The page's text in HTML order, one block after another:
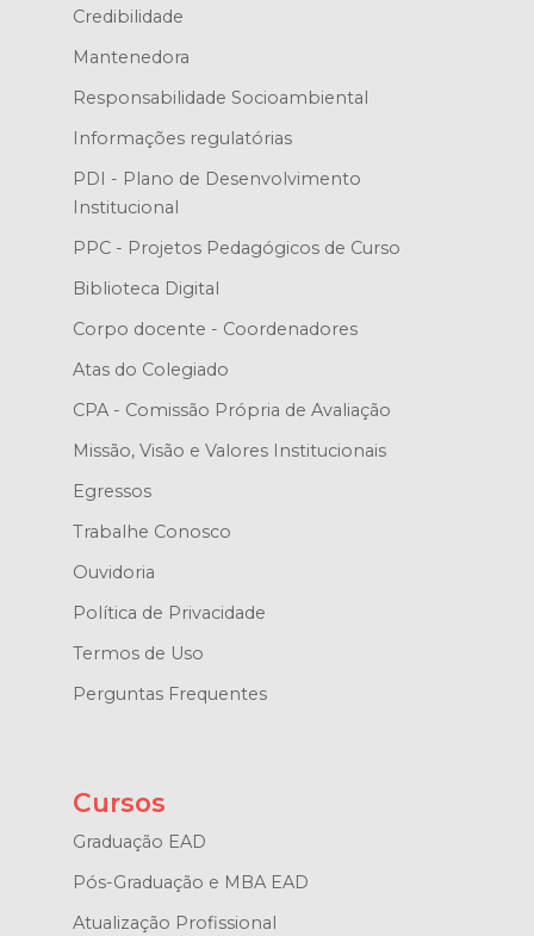
Credibilidade
Mantenedora
Responsabilidade Socioambiental
Informações regulatórias
PDI - Plano de Desenvolvimento
Institucional
PPC - Projetos Pedagógicos de Curso
Biblioteca Digital
Corpo docente - Coordenadores
Atas do Colegiado
CPA - Comissão Própria de Avaliação
Missão, Visão e Valores Institucionais
Egressos
Trabalhe Conosco
Ouvidoria
Política de Privacidade
Termos de Uso
Perguntas Frequentes
Cursos
Graduação EAD
Pós-Graduação e MBA EAD
Atualização Profissional